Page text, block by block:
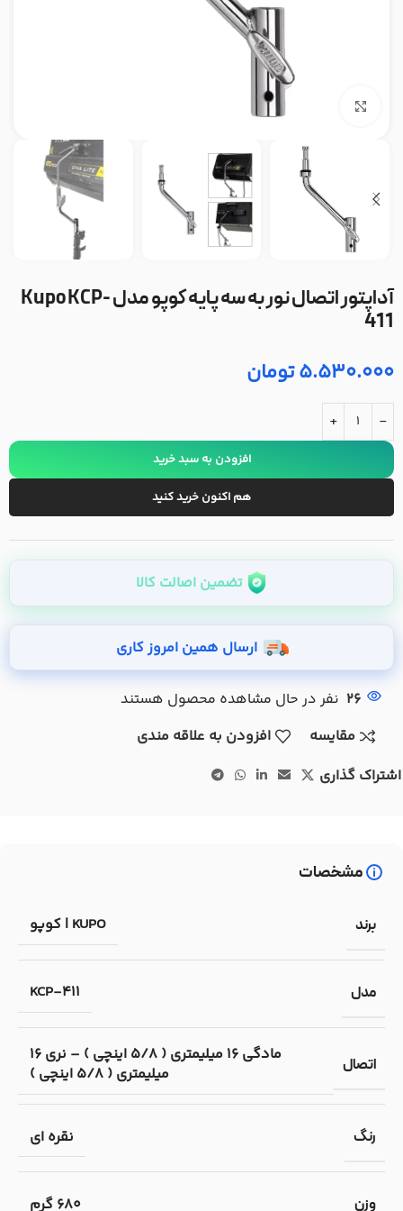
بزرگنمایی تصویر
آداپتور اتصال نور به سه پایه کوپو مدل Kupo KCP-
411
5.530.000تومان
-
+
افزودن به سبد خرید
هم اکنون خرید کنید
تضمین اصالت کالا
ارسال همین امروز کاری
26 نفر در حال مشاهده محصول هستند
مقایسه
افزودن به علاقه مندی
اشتراک گذاری
مشخصات
برند KUPO | کوپو
مدل KCP-411
اتصال
مادگی 16 میلیمتری ( 5/8 اینچی ) – نری 16
میلیمتری ( 5/8 اینچی )
رنگ نقره ای
وزن 680 گرم